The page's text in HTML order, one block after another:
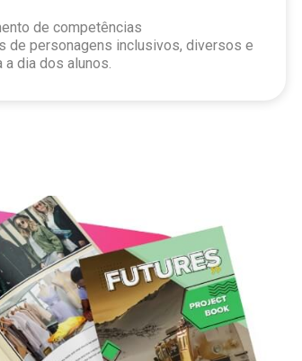
de competências
de personagens inclusivos, diversos e
dia dos alunos.